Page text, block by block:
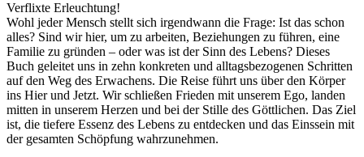
Verflixte Erleuchtung!
Wohl jeder Mensch stellt sich irgendwann die Frage: Ist das schon
alles? Sind wir hier, um zu arbeiten, Beziehungen zu führen, eine
Familie zu gründen – oder was ist der Sinn des Lebens? Dieses
Buch geleitet uns in zehn konkreten und alltagsbezogenen Schritten
auf den Weg des Erwachens. Die Reise führt uns über den Körper
ins Hier und Jetzt. Wir schließen Frieden mit unserem Ego, landen
mitten in unserem Herzen und bei der Stille des Göttlichen. Das Ziel
ist, die tiefere Essenz des Lebens zu entdecken und das Einssein mit
der gesamten Schöpfung wahrzunehmen.